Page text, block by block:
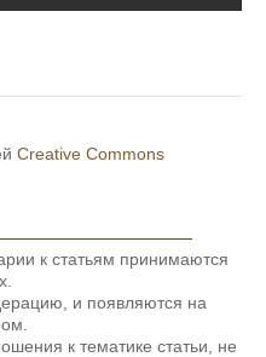
Creative Commons
к статьям принимаются
и появляются на
к тематике статьи, не